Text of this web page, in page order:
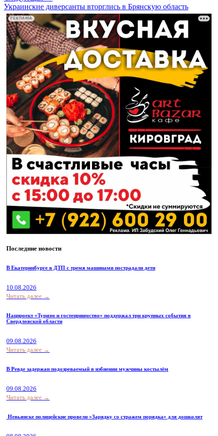
Украинские диверсанты вторглись в Брянскую область
РЕКЛАМА
Последние новости
В Екатеринбурге в ДТП с тремя машинами пострадали дети
10.08.2026
Читать далее →
Нацпроект «Туризм и гостеприимство» поддержал три крупных события в
Свердловской области
09.08.2026
Читать далее →
В Ревде задержан подозреваемый в избиении мужчины костылём
09.08.2026
Читать далее →
Невьянске полицейские провели «Зарядку со стражем порядка» для дошколят